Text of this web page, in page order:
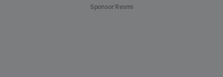
Sponsor Resmi